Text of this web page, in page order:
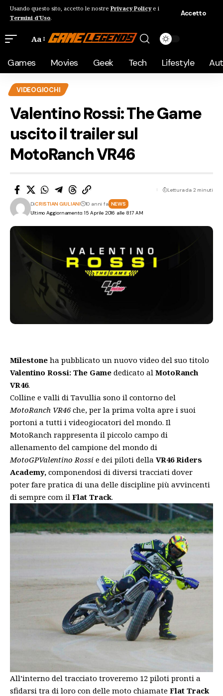
Usando questo sito, accetto le nostre Privacy Policye i
Termini d'Uso.
Accetto
Aa
Games Movies Geek Tech Lifestyle
VIDEOGIOCHI
Valentino Rossi: The Game
uscito il trailer sul
MotoRanch VR46
Ultimo Aggiornamento: 15 Aprile 2016 alle 8:17 AM
DiCRISTIAN GIULIANI 10 anni fa NEWS
Lettura da 2 minuti
Milestone ha pubblicato un nuovo video del suo titolo
Valentino Rossi: The Game dedicato al MotoRanch
VR46.
Colline e valli di Tavullia sono il contorno del
MotoRanch VR46che, per la prima volta apre i suoi
portoni a tutti i videogiocatori del mondo. Il
MotoRanch rappresenta il piccolo campo di
allenamento del campione del mondo di
MotoGPValentino Rossi e dei piloti della VR46 Riders
Academy, componendosi di diversi tracciati dover
poter fare pratica di una delle discipline più avvincenti
di sempre com il Flat Track.
All’interno del tracciato troveremo 12 piloti pronti a
sfidarsi tra di loro con delle moto chiamate Flat Track